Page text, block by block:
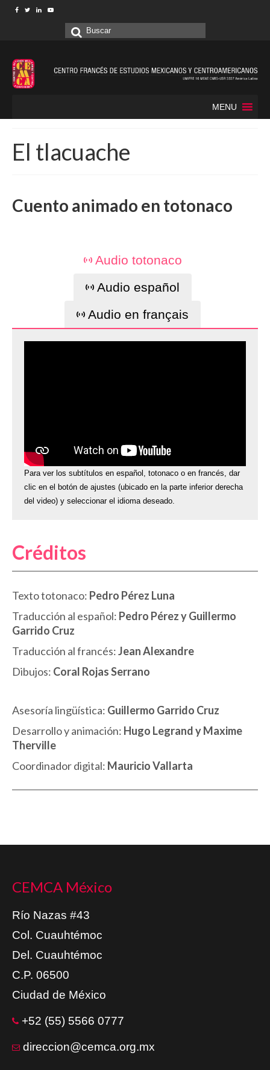
Buscar
MENU
El tlacuache
Cuento animado en totonaco
Audio totonaco
Audio español
Audio en français
Para ver los subtítulos en español, totonaco o en francés, dar
clic en el botón de ajustes (ubicado en la parte inferior derecha
del video) y seleccionar el idioma deseado.
Créditos
Texto totonaco: Pedro Pérez Luna
Traducción al español: Pedro Pérez y Guillermo
Garrido Cruz
Traducción al francés:Jean Alexandre
Dibujos: Coral Rojas Serrano
Asesoría lingüística: Guillermo Garrido Cruz
Desarrollo y animación: Hugo Legrand y Maxime
Therville
Coordinador digital: Mauricio Vallarta
CEMCA México
Río Nazas #43
Col. Cuauhtémoc
Del. Cuauhtémoc
C.P. 06500
Ciudad de México
+52 (55) 5566 0777
direccion@cemca.org.mx